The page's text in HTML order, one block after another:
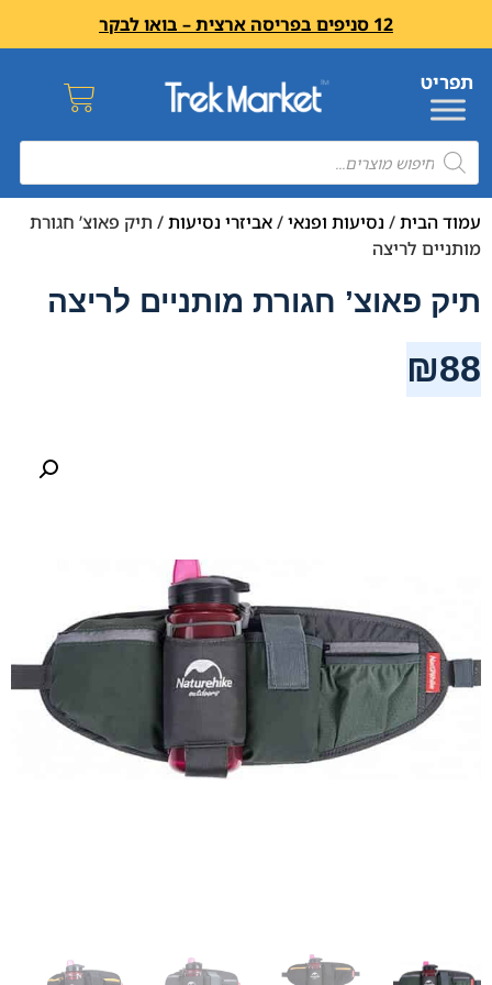
12 סניפים בפריסה ארצית – בואו לבקר
עמוד הבית/ נסיעות ופנאי/אביזרי נסיעות/ תיק פאוצ’ חגורת
מותניים לריצה
תיק פאוצ’ חגורת מותניים לריצה
₪88